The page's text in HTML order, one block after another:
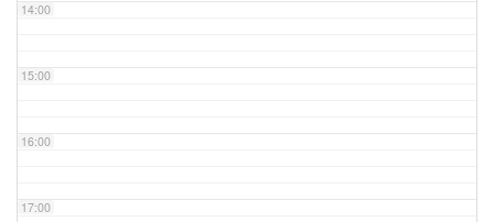
14:00
15:00
16:00
17:00